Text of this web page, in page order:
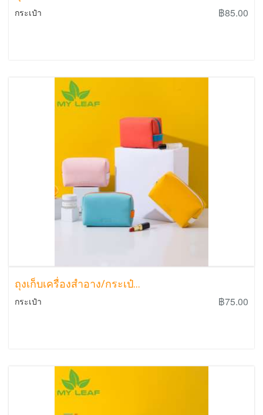
กระเป๋า ฿85.00
ถุงเก็บเครื่องสำอาง/กระเป๋...
กระเป๋า ฿75.00